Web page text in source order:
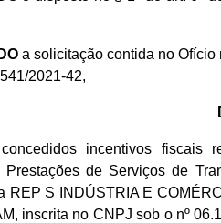
a solicitação contida no Ofício
2021-42,
incentivos fiscais
Prestações de Serviços de
REP S INDÚSTRIA E
inscrita no CNPJ sob o nº